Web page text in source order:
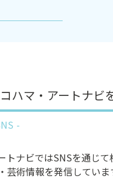
ハマ・アートナビ
トナビではSNSを通じ
芸術情報を発信していま